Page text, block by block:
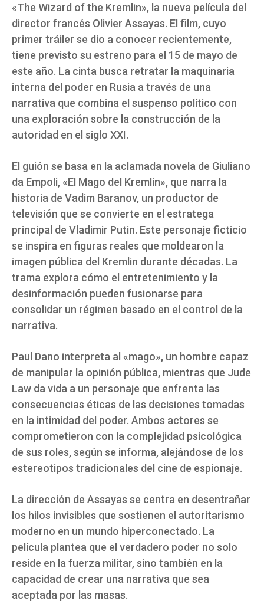
«The Wizard of the Kremlin», la nueva película del
director francés Olivier Assayas. El film, cuyo
primer tráiler se dio a conocer recientemente,
tiene previsto su estreno para el 15 de mayo de
este año. La cinta busca retratar la maquinaria
interna del poder en Rusia a través de una
narrativa que combina el suspenso político con
una exploración sobre la construcción de la
autoridad en el siglo XXI.
El guión se basa en la aclamada novela de Giuliano
da Empoli, «El Mago del Kremlin», que narra la
historia de Vadim Baranov, un productor de
televisión que se convierte en el estratega
principal de Vladimir Putin. Este personaje ficticio
se inspira en figuras reales que moldearon la
imagen pública del Kremlin durante décadas. La
trama explora cómo el entretenimiento y la
desinformación pueden fusionarse para
consolidar un régimen basado en el control de la
narrativa.
Paul Dano interpreta al «mago», un hombre capaz
de manipular la opinión pública, mientras que Jude
Law da vida a un personaje que enfrenta las
consecuencias éticas de las decisiones tomadas
en la intimidad del poder. Ambos actores se
comprometieron con la complejidad psicológica
de sus roles, según se informa, alejándose de los
estereotipos tradicionales del cine de espionaje.
La dirección de Assayas se centra en desentrañar
los hilos invisibles que sostienen el autoritarismo
moderno en un mundo hiperconectado. La
película plantea que el verdadero poder no solo
reside en la fuerza militar, sino también en la
capacidad de crear una narrativa que sea
aceptada por las masas.